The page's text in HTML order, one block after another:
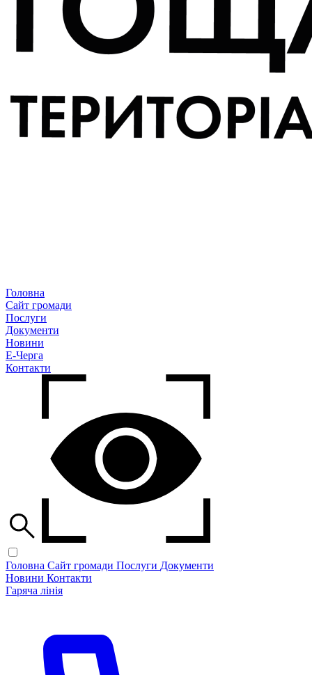
Головна
Сайт громади
Послуги
Документи
Новини
Е-Черга
Контакти
Головна Сайт громади Послуги Документи
Новини Контакти
Гаряча лінія